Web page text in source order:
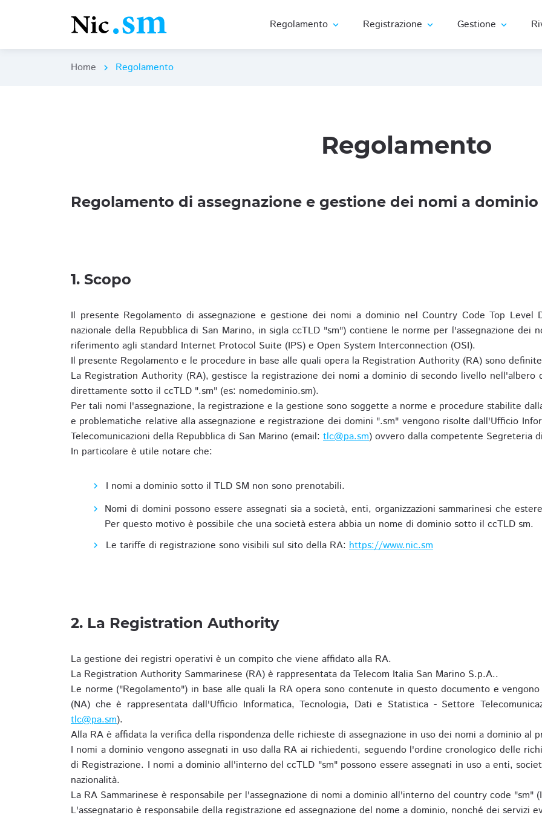
Regolamento expand_more Registrazione expand_more Gestione expand_more
Home chevron_right Regolamento
Regolamento
Regolamento di assegnazione e gestione dei nomi a dominio
1. Scopo
Il presente Regolamento di assegnazione e gestione dei nomi a dominio nel Country Code Top Level
nazionale della Repubblica di San Marino, in sigla ccTLD "sm") contiene le norme per l'assegnazione dei
riferimento agli standard Internet Protocol Suite (IPS) e Open System Interconnection (OSI).
Il presente Regolamento e le procedure in base alle quali opera la Registration Authority (RA) sono
La Registration Authority (RA), gestisce la registrazione dei nomi a dominio di secondo livello nell'albero
direttamente sotto il ccTLD ".sm" (es: nomedominio.sm).
Per tali nomi l'assegnazione, la registrazione e la gestione sono soggette a norme e procedure stabilite
e problematiche relative alla assegnazione e registrazione dei domini ".sm" vengono risolte dall'Ufficio
Telecomunicazioni della Repubblica di San Marino (email: tlc@pa.sm) ovvero dalla competente Segreteria
In particolare è utile notare che:
I nomi a dominio sotto il TLD SM non sono prenotabili.
Nomi di domini possono essere assegnati sia a società, enti, organizzazioni sammarinesi che
Per questo motivo è possibile che una società estera abbia un nome di dominio sotto il ccTLD sm.
Le tariffe di registrazione sono visibili sul sito della RA: https://www.nic.sm
2. La Registration Authority
La gestione dei registri operativi è un compito che viene affidato alla RA.
La Registration Authority Sammarinese (RA) è rappresentata da Telecom Italia San Marino S.p.A..
Le norme ("Regolamento") in base alle quali la RA opera sono contenute in questo documento e
(NA) che è rappresentata dall'Ufficio Informatica, Tecnologia, Dati e Statistica - Settore
tlc@pa.sm).
Alla RA è affidata la verifica della rispondenza delle richieste di assegnazione in uso dei nomi a dominio al
I nomi a dominio vengono assegnati in uso dalla RA ai richiedenti, seguendo l'ordine cronologico delle
di Registrazione. I nomi a dominio all'interno del ccTLD "sm" possono essere assegnati in uso a enti,
nazionalità.
La RA Sammarinese è responsabile per l'assegnazione di nomi a dominio all'interno del country code "sm"
L'assegnatario è responsabile della registrazione ed assegnazione del nome a dominio, nonché dei servizi